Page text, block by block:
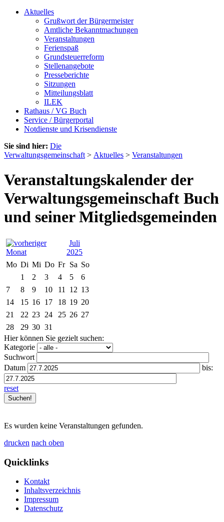
Aktuelles
Grußwort der Bürgermeister
Amtliche Bekanntmachungen
Veranstaltungen
Ferienspaß
Grundsteuerreform
Stellenangebote
Presseberichte
Sitzungen
Mitteilungsblatt
ILEK
Rathaus / VG Buch
Service / Bürgerportal
Notdienste und Krisendienste
Sie sind hier: Die
Verwaltungsgemeinschaft > Aktuelles > Veranstaltungen
Veranstaltungskalender der
Verwaltungsgemeinschaft Buch
und seiner Mitgliedsgemeinden
Juli
2025
Mo Di Mi Do Fr Sa So
1
2 3 4 5
6
7
8 9 10 11 12 13
14
15 16 17 18 19 20
21
22 23 24 25 26 27
28
29 30 31
Hier können Sie gezielt suchen:
Kategorie
Suchwort
Datum
bis:
reset
Es wurden keine Veranstaltungen gefunden.
drucken nach oben
Quicklinks
Kontakt
Inhaltsverzeichnis
Impressum
Datenschutz